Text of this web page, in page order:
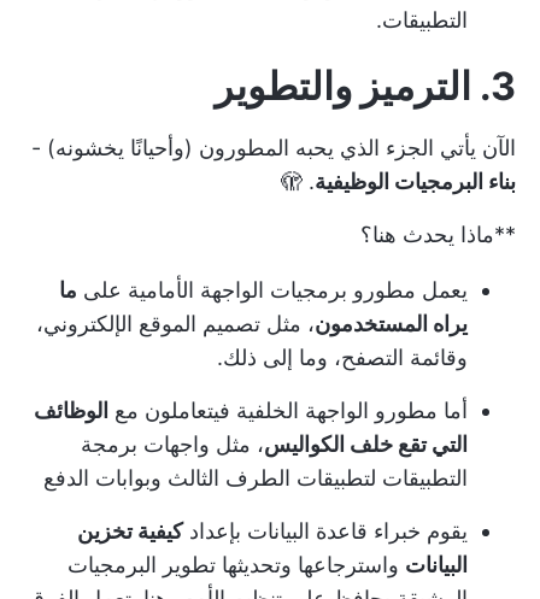
التطبيقات.
3. الترميز والتطوير
الآن يأتي الجزء الذي يحبه المطورون (وأحيانًا يخشونه) -
بناء البرمجيات الوظيفية. 🫣
**ماذا يحدث هنا؟
يعمل مطورو برمجيات الواجهة الأمامية على ما
يراه المستخدمون، مثل تصميم الموقع الإلكتروني،
وقائمة التصفح، وما إلى ذلك.
أما مطورو الواجهة الخلفية فيتعاملون مع الوظائف
التي تقع خلف الكواليس، مثل واجهات برمجة
التطبيقات لتطبيقات الطرف الثالث وبوابات الدفع
يقوم خبراء قاعدة البيانات بإعدادكيفية تخزين
البيانات واسترجاعها وتحديثها تطوير البرمجيات